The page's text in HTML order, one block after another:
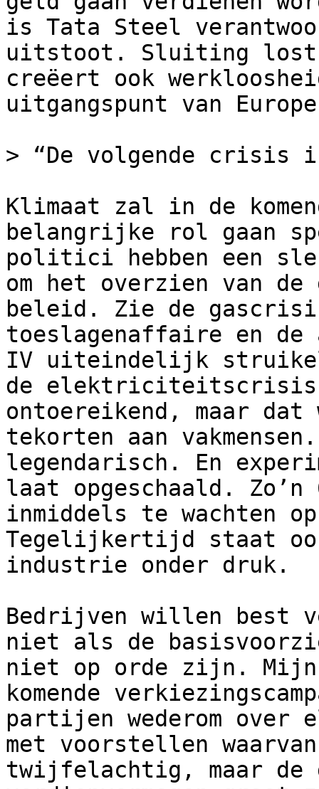
is Tata Steel
uitstoot. Sluiting lost
creëert ook
uitgangspunt van
> “De volgende
Klimaat zal in de
belangrijke rol gaan
politici hebben een
om het overzien van de
beleid. Zie de
toeslagenaffaire en
IV uiteindelijk
de
ontoereikend, maar
tekorten aan
legendarisch. En
laat opgeschaald.
inmiddels te wachten
Tegelijkertijd staat
industrie onder druk.
Bedrijven willen best
niet als de
niet op orde zijn.
komende
partijen wederom over
met voorstellen
twijfelachtig, maar de